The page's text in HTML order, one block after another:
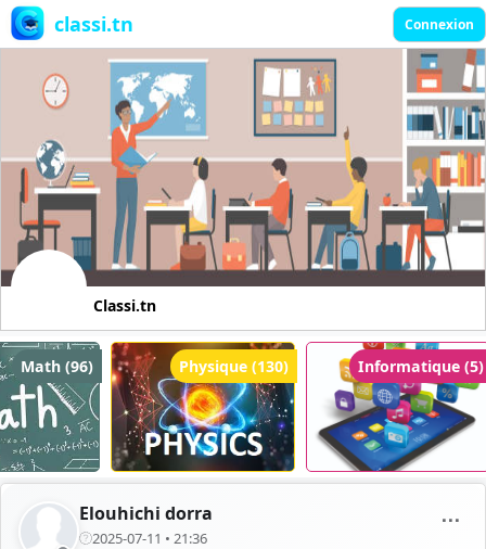
classi.tn Connexion
Classi.tn
Math (96) Physique (130) Informatique (5)
Elouhichi dorra
2025-07-11 • 21:36
⋯